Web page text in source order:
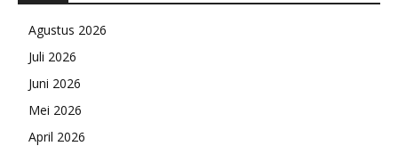
Agustus 2026
Juli 2026
Juni 2026
Mei 2026
April 2026